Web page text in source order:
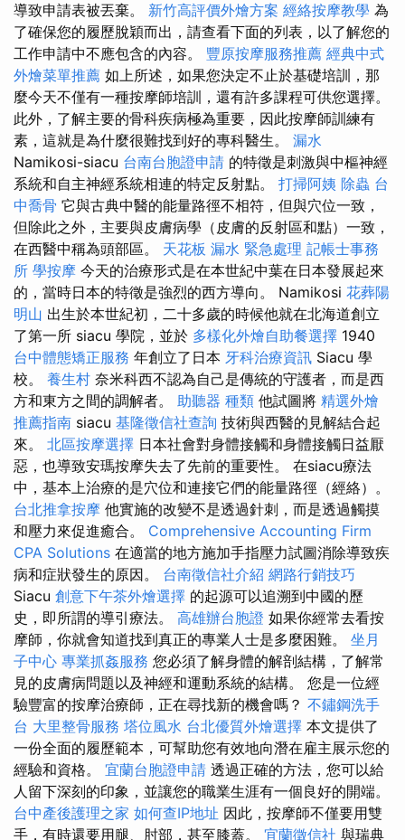
導致申請表被丟棄。 新竹高評價外燴方案 經絡按摩教學 為
了確保您的履歷脫穎而出，請查看下面的列表，以了解您的
工作申請中不應包含的內容。 豐原按摩服務推薦 經典中式
外燴菜單推薦 如上所述，如果您決定不止於基礎培訓，那
麼今天不僅有一種按摩師培訓，還有許多課程可供您選擇。
此外，了解主要的骨科疾病極為重要，因此按摩師訓練有
素，這就是為什麼很難找到好的專科醫生。 漏水
Namikosi-siacu 台南台胞證申請 的特徵是刺激與中樞神經
系統和自主神經系統相連的特定反射點。 打掃阿姨 除蟲 台
中喬骨 它與古典中醫的能量路徑不相符，但與穴位一致，
但除此之外，主要與皮膚病學（皮膚的反射區和點）一致，
在西醫中稱為頭部區。 天花板 漏水 緊急處理 記帳士事務
所 學按摩 今天的治療形式是在本世紀中葉在日本發展起來
的，當時日本的特徵是強烈的西方導向。 Namikosi 花葬陽
明山 出生於本世紀初，二十多歲的時候他就在北海道創立
了第一所 siacu 學院，並於 多樣化外燴自助餐選擇 1940
台中體態矯正服務 年創立了日本 牙科治療資訊 Siacu 學
校。 養生村 奈米科西不認為自己是傳統的守護者，而是西
方和東方之間的調解者。 助聽器 種類 他試圖將 精選外燴
推薦指南 siacu 基隆徵信社查詢 技術與西醫的見解結合起
來。 北區按摩選擇 日本社會對身體接觸和身體接觸日益厭
惡，也導致安瑪按摩失去了先前的重要性。 在siacu療法
中，基本上治療的是穴位和連接它們的能量路徑（經絡）。
台北推拿按摩 他實施的改變不是透過針刺，而是透過觸摸
和壓力來促進癒合。 Comprehensive Accounting Firm
CPA Solutions 在適當的地方施加手指壓力試圖消除導致疾
病和症狀發生的原因。 台南徵信社介紹 網路行銷技巧
Siacu 創意下午茶外燴選擇 的起源可以追溯到中國的歷
史，即所謂的導引療法。 高雄辦台胞證 如果你經常去看按
摩師，你就會知道找到真正的專業人士是多麼困難。 坐月
子中心 專業抓姦服務 您必須了解身體的解剖結構，了解常
見的皮膚病問題以及神經和運動系統的結構。 您是一位經
驗豐富的按摩治療師，正在尋找新的機會嗎？ 不鏽鋼洗手
台 大里整骨服務 塔位風水 台北優質外燴選擇 本文提供了
一份全面的履歷範本，可幫助您有效地向潛在雇主展示您的
經驗和資格。 宜蘭台胞證申請 透過正確的方法，您可以給
人留下深刻的印象，並讓您的職業生涯有一個良好的開端。
台中產後護理之家 如何查IP地址 因此，按摩師不僅要用雙
手，有時還要用腿、肘部，甚至膝蓋。 宜蘭徵信社 與瑞典